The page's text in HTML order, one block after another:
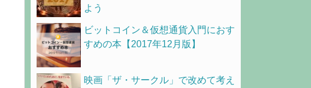
よう
ビットコイン＆仮想通貨入門におす
すめの本【2017年12月版】
映画「ザ・サークル」で改めて考え